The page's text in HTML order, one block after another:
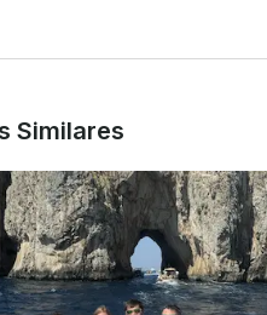
Similares